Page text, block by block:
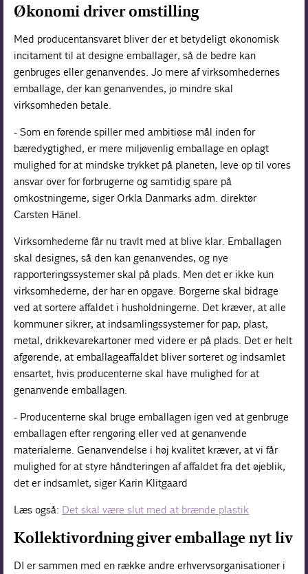
Økonomi driver omstilling
Med producentansvaret bliver der et betydeligt økonomisk
incitament til at designe emballager, så de bedre kan
genbruges eller genanvendes. Jo mere af virksomhedernes
emballage, der kan genanvendes, jo mindre skal
virksomheden betale.
- Som en førende spiller med ambitiøse mål inden for
bæredygtighed, er mere miljøvenlig emballage en oplagt
mulighed for at mindske trykket på planeten, leve op til vores
ansvar over for forbrugerne og samtidig spare på
omkostningerne, siger Orkla Danmarks adm. direktør
Carsten Hänel.
Virksomhederne får nu travlt med at blive klar. Emballagen
skal designes, så den kan genanvendes, og nye
rapporteringssystemer skal på plads. Men det er ikke kun
virksomhederne, der har en opgave. Borgerne skal bidrage
ved at sortere affaldet i husholdningerne. Det kræver, at alle
kommuner sikrer, at indsamlingssystemer for pap, plast,
metal, drikkevarekartoner med videre er på plads. Det er helt
afgørende, at emballageaffaldet bliver sorteret og indsamlet
ensartet, hvis producenterne skal have mulighed for at
genanvende emballagen.
- Producenterne skal bruge emballagen igen ved at genbruge
emballagen efter rengøring eller ved at genanvende
materialerne. Genanvendelse i høj kvalitet kræver, at vi får
mulighed for at styre håndteringen af affaldet fra det øjeblik,
det er indsamlet, siger Karin Klitgaard
Læs også: Det skal være slut med at brænde plastik
Kollektivordning giver emballage nyt liv
DI er sammen med en række andre erhvervsorganisationer i